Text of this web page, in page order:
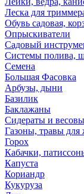
Леска для
Обувь садовая,
Опрыскиватели
Садовый
Системы полива,
Семена
Большая Фасовка
Арбузы, дыни
Базилик
Баклажаны
Сидераты и
Газоны, травы
Горох
Кабачки,
Капуста
Кориандр
Кукуруза